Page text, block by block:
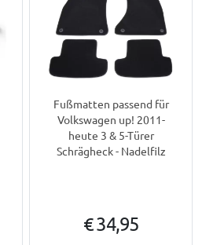
Fußmatten passend für
Volkswagen up! 2011-
heute 3 & 5-Türer
Schrägheck - Nadelfilz
€ 34,95